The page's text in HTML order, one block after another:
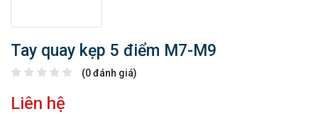
Tay quay kẹp 5 điểm M7-M9
(0 đánh giá)
Liên hệ